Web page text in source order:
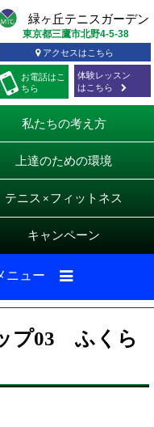
お電話はこ
ちら
東京都三鷹市北野4-5-38
アクセスはこちら
体験レッスン
はこちら
私たちの考え方
上達のための環境
テニス × フィットネス
キャンペーン
ニュー
プ03 ふくら